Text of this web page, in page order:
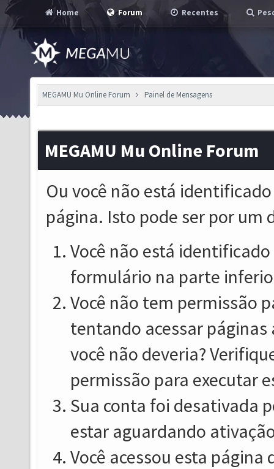
Home Forum Recentes
MEGAMU Mu Online Forum Painel de Mensagens
MEGAMU Mu Online Forum
Ou você não está
página. Isto pode ser por um
Você não está
formulário na parte
Você não tem permissão
tentando acessar
você não deveria?
permissão para executar
Sua conta foi desativada
estar aguardando
Você acessou esta